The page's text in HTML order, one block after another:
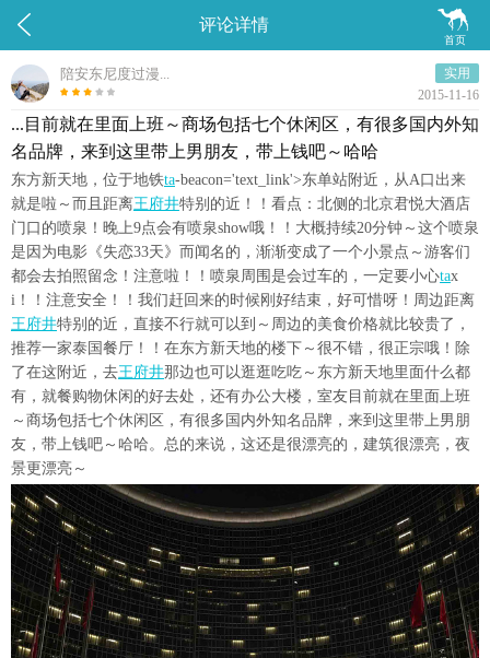
 
首页
评论详情
陪安东尼度过漫...
实用
2015-11-16
...目前就在里面上班～商场包括七个休闲区，有很多国内外知
名品牌，来到这里带上男朋友，带上钱吧～哈哈
东方新天地，位于地铁ta-beacon='text_link'>东单站附近，从A口出来
就是啦～而且距离王府井特别的近！！看点：北侧的北京君悦大酒店
门口的喷泉！晚上9点会有喷泉show哦！！大概持续20分钟～这个喷泉
是因为电影《失恋33天》而闻名的，渐渐变成了一个小景点～游客们
都会去拍照留念！注意啦！！喷泉周围是会过车的，一定要小心tax
i！！注意安全！！我们赶回来的时候刚好结束，好可惜呀！周边距离
王府井特别的近，直接不行就可以到～周边的美食价格就比较贵了，
推荐一家泰国餐厅！！在东方新天地的楼下～很不错，很正宗哦！除
了在这附近，去王府井那边也可以逛逛吃吃～东方新天地里面什么都
有，就餐购物休闲的好去处，还有办公大楼，室友目前就在里面上班
～商场包括七个休闲区，有很多国内外知名品牌，来到这里带上男朋
友，带上钱吧～哈哈。总的来说，这还是很漂亮的，建筑很漂亮，夜
景更漂亮～